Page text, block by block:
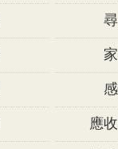
應